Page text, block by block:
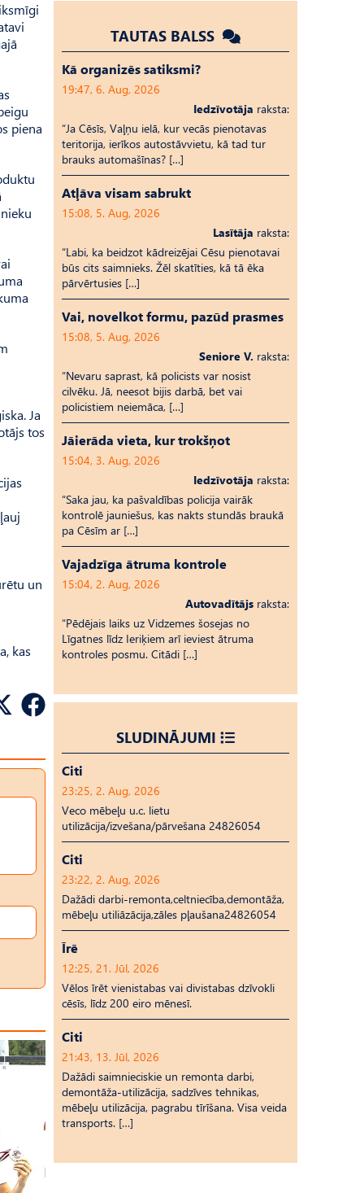
piena
Ja
tos
un
kas
TAUTAS BALSS
Kā organizēs satiksmi?
19:47, 6. Aug, 2026
Iedzīvotāja raksta:
“Ja Cēsīs, Vaļņu ielā, kur vecās pienotavas
teritorija, ierīkos autostāvvietu, kā tad tur
brauks automašīnas? […]
Atļāva visam sabrukt
15:08, 5. Aug, 2026
Lasītāja raksta:
“Labi, ka beidzot kādreizējai Cēsu pienotavai
būs cits saimnieks. Žēl skatīties, kā tā ēka
pārvērtusies […]
Vai, novelkot formu, pazūd prasmes
15:08, 5. Aug, 2026
Seniore V. raksta:
“Nevaru saprast, kā policists var nosist
cilvēku. Jā, neesot bijis darbā, bet vai
policistiem neiemāca, […]
Jāierāda vieta, kur trokšņot
15:04, 3. Aug, 2026
Iedzīvotāja raksta:
“Saka jau, ka pašvaldības policija vairāk
kontrolē jauniešus, kas nakts stundās braukā
pa Cēsīm ar […]
Vajadzīga ātruma kontrole
15:04, 2. Aug, 2026
Autovadītājs raksta:
“Pēdējais laiks uz Vid­ze­mes šosejas no
Līgatnes līdz Ieriķiem arī ieviest ātruma
kontroles posmu. Citādi […]
SLUDINĀJUMI
Citi
23:25, 2. Aug, 2026
Veco mēbeļu u.c. lietu
utilizācija/izvešana/pārvešana 24826054
Citi
23:22, 2. Aug, 2026
Dažādi darbi-remonta,celtniecība,demontāža,
mēbeļu utiliāzācija,zāles pļaušana24826054
Īrē
12:25, 21. Jūl, 2026
Vēlos īrēt vienistabas vai divistabas dzīvokli
cēsīs, līdz 200 eiro mēnesī.
Citi
21:43, 13. Jūl, 2026
Dažādi saimnieciskie un remonta darbi,
demontāža-utilizācija, sadzīves tehnikas,
mēbeļu utilizācija, pagrabu tīrīšana. Visa veida
transports. […]